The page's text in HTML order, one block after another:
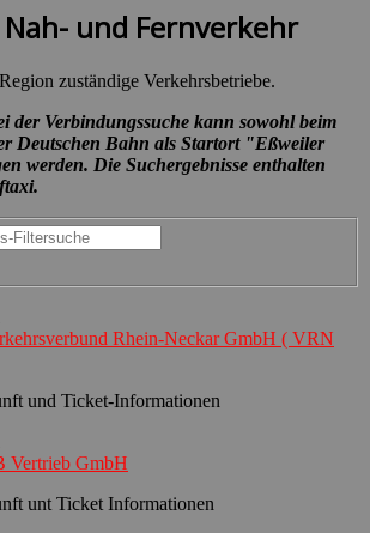
und Fernverkehr
zuständige Verkehrsbetriebe.
Verbindungssuche kann sowohl beim
Deutschen Bahn als Startort "Eßweiler
werden. Die Suchergebnisse enthalten
Rhein-Neckar GmbH ( VRN
und Ticket-Informationen
Vertrieb GmbH
unt Ticket Informationen